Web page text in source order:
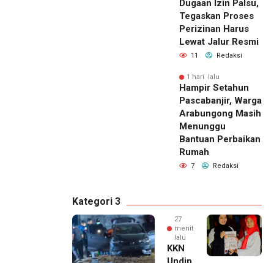
Dugaan Izin Palsu,
Tegaskan Proses
Perizinan Harus
Lewat Jalur Resmi
11 Redaksi
1 hari lalu
Hampir Setahun
Pascabanjir, Warga
Arabungong Masih
Menunggu
Bantuan Perbaikan
Rumah
7 Redaksi
Kategori 3
27
menit
lalu
KKN